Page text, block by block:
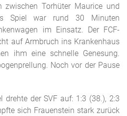
zwischen Torhüter Maurice und
Spiel war rund 30 Minuten
im Einsatz. Der FCF-
auf Armbruch ins Krankenhaus
ihm eine schnelle Genesung.
Noch vor der Pause
drehte der SVF auf: 1:3 (38.), 2:3
sich Frauenstein stark zurück